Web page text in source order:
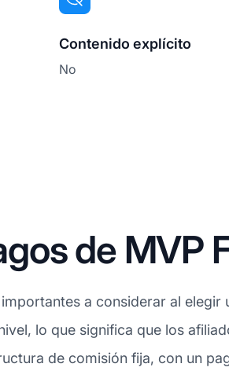
Contenido explícito
No
de MVP
a considerar al
lo que significa que los
de comisión fija, con un